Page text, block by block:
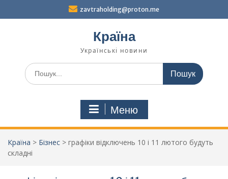
zavtraholding@proton.me
Країна
Українські новини
Шукати:
Меню
Країна > Бізнес > графіки відключень 10 і 11 лютого будуть
складні